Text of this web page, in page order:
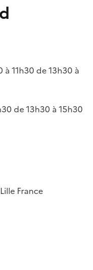
à 11h30 de 13h30 à
de 13h30 à 15h30
Lille France